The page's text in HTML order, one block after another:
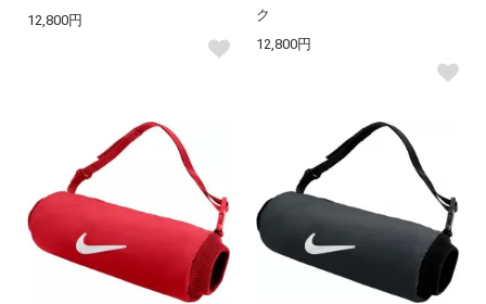
12,800円
ク
12,800円